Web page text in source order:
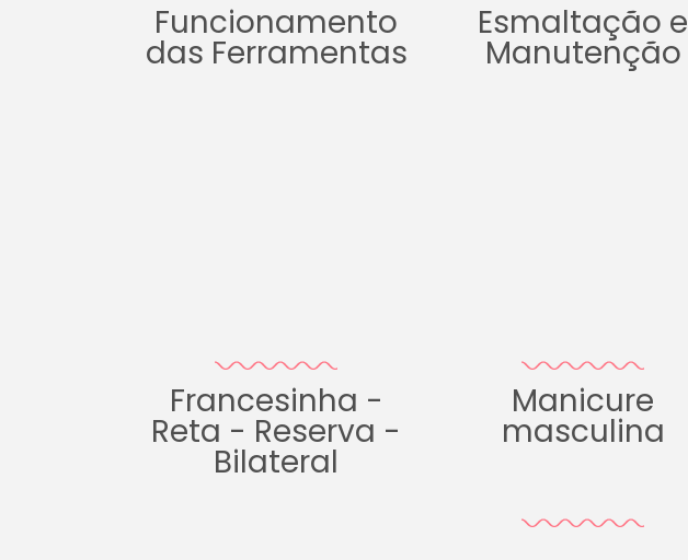
Funcionamento
das Ferramentas
Esmaltação e
Manutenção
Francesinha -
Reta - Reserva -
Bilateral
Manicure
masculina